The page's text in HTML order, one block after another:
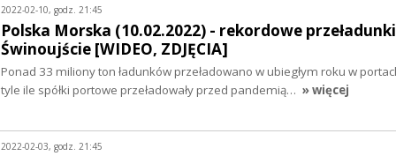
2022-02-10, godz. 21:45
Polska Morska (10.02.2022) - rekordowe
Świnoujście [WIDEO, ZDJĘCIA]
Ponad 33 miliony ton ładunków przeładowano w ubiegłym roku w
tyle ile spółki portowe przeładowały przed pandemią… » więcej
2022-02-03, godz. 21:45